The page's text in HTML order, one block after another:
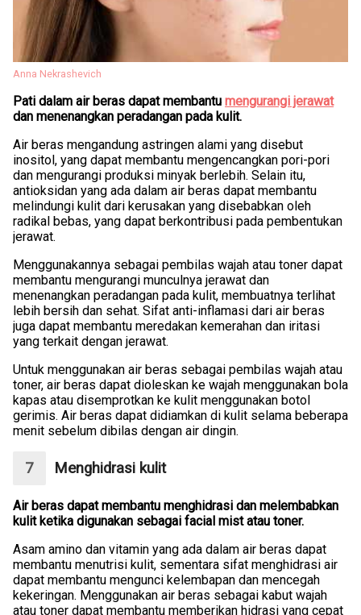
Anna Nekrashevich
Pati dalam air beras dapat membantu mengurangi jerawat
dan menenangkan peradangan pada kulit.
Air beras mengandung astringen alami yang disebut
inositol, yang dapat membantu mengencangkan pori-pori
dan mengurangi produksi minyak berlebih. Selain itu,
antioksidan yang ada dalam air beras dapat membantu
melindungi kulit dari kerusakan yang disebabkan oleh
radikal bebas, yang dapat berkontribusi pada pembentukan
jerawat.
Menggunakannya sebagai pembilas wajah atau toner dapat
membantu mengurangi munculnya jerawat dan
menenangkan peradangan pada kulit, membuatnya terlihat
lebih bersih dan sehat. Sifat anti-inflamasi dari air beras
juga dapat membantu meredakan kemerahan dan iritasi
yang terkait dengan jerawat.
Untuk menggunakan air beras sebagai pembilas wajah atau
toner, air beras dapat dioleskan ke wajah menggunakan bola
kapas atau disemprotkan ke kulit menggunakan botol
gerimis. Air beras dapat didiamkan di kulit selama beberapa
menit sebelum dibilas dengan air dingin.
Menghidrasi kulit
Air beras dapat membantu menghidrasi dan melembabkan
kulit ketika digunakan sebagai facial mist atau toner.
Asam amino dan vitamin yang ada dalam air beras dapat
membantu menutrisi kulit, sementara sifat menghidrasi air
dapat membantu mengunci kelembapan dan mencegah
kekeringan. Menggunakan air beras sebagai kabut wajah
atau toner dapat membantu memberikan hidrasi yang cepat